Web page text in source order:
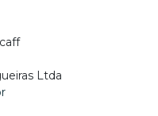
Ltda